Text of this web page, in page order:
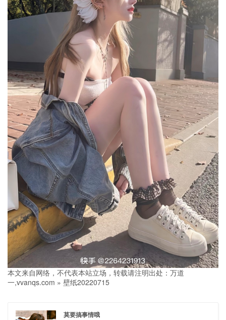
本文来自网络，不代表本站立场，转载请注明出处： 万道
一,vvanqs.com » 壁纸20220715
莫要搞事情哦